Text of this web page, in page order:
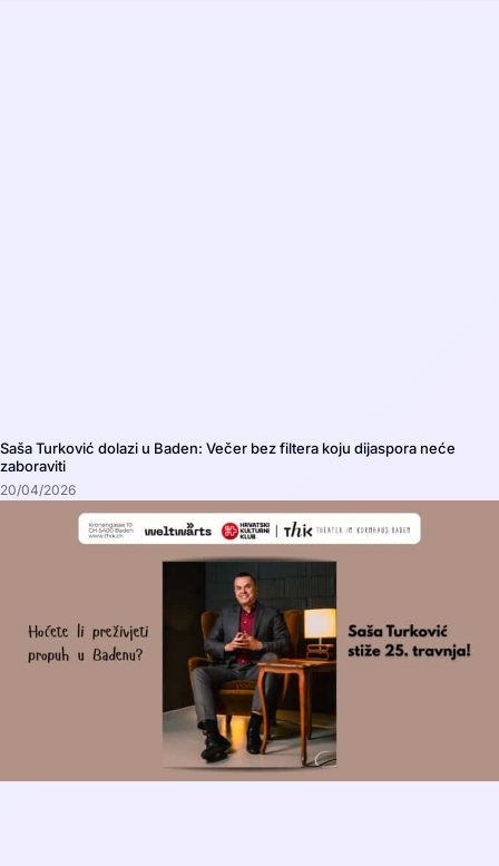
Saša Turković dolazi u Baden: Večer bez filtera koju dijaspora neće
zaboraviti
20/04/2026